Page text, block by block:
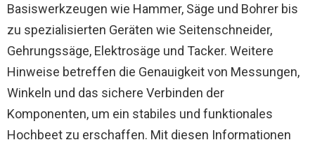
Basiswerkzeugen wie Hammer, Säge und Bohrer bis
zu spezialisierten Geräten wie Seitenschneider,
Gehrungssäge, Elektrosäge und Tacker. Weitere
Hinweise betreffen die Genauigkeit von Messungen,
Winkeln und das sichere Verbinden der
Komponenten, um ein stabiles und funktionales
Hochbeet zu erschaffen. Mit diesen Informationen